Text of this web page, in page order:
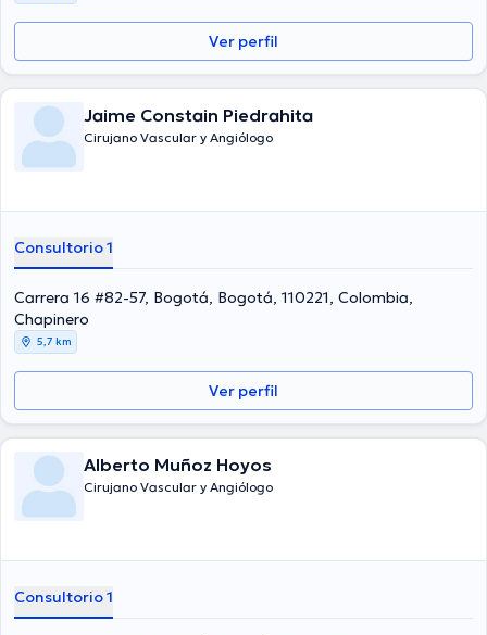
Ver perfil
Jaime Constain Piedrahita
Cirujano Vascular y Angiólogo
Consultorio 1
Carrera 16 #82-57, Bogotá, Bogotá, 110221, Colombia,
Chapinero
5,7 km
Ver perfil
Alberto Muñoz Hoyos
Cirujano Vascular y Angiólogo
Consultorio 1